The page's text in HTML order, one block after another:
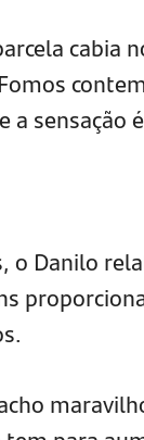
cabia
sensação
o Danilo